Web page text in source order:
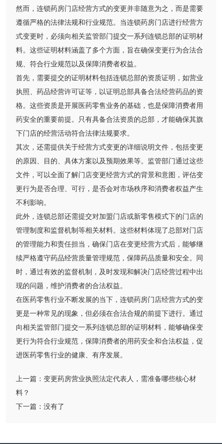
然而，连锁药房门店经营方式的变更并非随意为之，而是需要
遵循严格的法律法规和行业规范。当连锁药房门店进行经营方
式变更时，必须向相关监管部门提交一系列连锁总部的证明材
料。这些证明材料涵盖了多个方面，旨在确保变更行为合法合
规、符合行业规范以及保障消费者权益。
首先，需要提交的证明材料包括连锁总部的资质证明，如营业
执照、药品经营许可证等，以证明总部具备合法经营药品的资
格。这些资质是开展医药零售业务的基础，也是保障消费者用
药安全的重要前提。只有具备合法资质的总部，才能确保其旗
下门店的经营活动符合法律法规要求。
其次，还需提供关于经营方式变更的详细说明文件，包括变更
的原因、目的、具体方案以及预期效果等。监管部门通过这些
文件，可以全面了解门店变更经营方式的背景和意图，评估变
更行为是否合理、可行，是否会对市场秩序和消费者权益产生
不利影响。
此外，连锁总部还需提交对加盟门店或新零售模式下的门店的
管理制度和监督机制等相关材料。这些材料体现了总部对门店
的管理能力和责任担当，确保门店在变更经营方式后，能够继
续严格遵守药品经营质量管理规范，保障药品质量和安全。同
时，通过有效的监督机制，及时发现和解决门店经营过程中出
现的问题，维护消费者的合法权益。
在医药零售行业不断发展的当下，连锁药房门店经营方式的变
更是一种常见的现象，但必须在合法合规的前提下进行。通过
向相关监管部门提交一系列连锁总部的证明材料，能够确保变
更行为符合行业规范，保障消费者的用药安全和合法权益，促
进医药零售行业的健康、有序发展。
上一篇： 变更药房营业执照法定代表人，需准备哪些核心材
料？
下一篇： 没有了